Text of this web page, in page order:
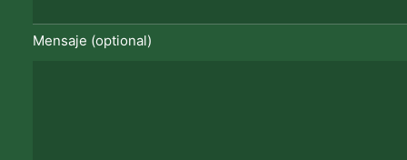
Mensaje (optional)